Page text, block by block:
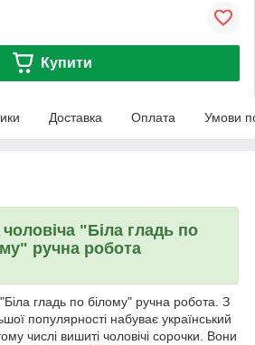
Купити
Доставка Оплата Умови
"Біла гладь по
ручна робота
гладь по білому" ручна робота. З
популярності набуває український
числі вишиті чоловічі сорочки. Вони